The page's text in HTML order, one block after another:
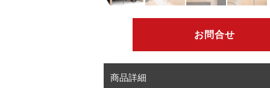
お問合せ
商品詳細